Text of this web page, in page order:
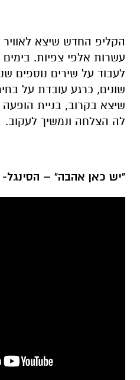
הקליפ החדש שיצא
עשרות אלפי צפיות.
לעבוד על שירים נוספים
שונים, כרגע עובדת על
שיצא בקרוב, בניית הופעה
לה הצלחה ונמשיך לעקוב.
"יש כאן אהבה" – הסינגל-